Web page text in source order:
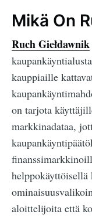
Mikä On
Ruch Giełdawnik
kauppiaille
on tarjota
markkinadataa,
aloittelijoita että